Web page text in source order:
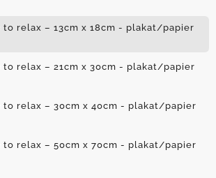
to relax – 13cm x 18cm - plakat/papier
to relax – 21cm x 30cm - plakat/papier
to relax – 30cm x 40cm - plakat/papier
to relax – 50cm x 70cm - plakat/papier